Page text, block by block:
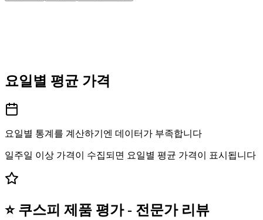
요일별 평균 가격
요일별 통계를 계산하기엔 데이터가 부족합니다
일주일 이상 가격이 수집되면 요일별 평균 가격이 표시됩니다
⭐ 쿠스피 제품 평가 - 전문가 리뷰